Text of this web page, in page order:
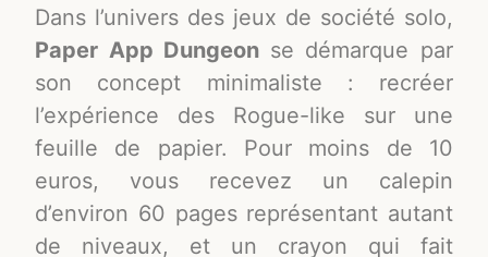
Dans l’univers des jeux de société solo,
Paper App Dungeonse démarque par
son concept minimaliste : recréer
l’expérience des Rogue-like sur une
feuille de papier. Pour moins de 10
euros, vous recevez un calepin
d’environ 60 pages représentant autant
de niveaux, et un crayon qui fait